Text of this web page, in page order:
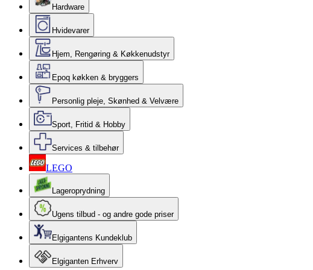
Hardware
Hvidevarer
Hjem, Rengøring & Køkkenudstyr
Epoq køkken & bryggers
Personlig pleje, Skønhed & Velvære
Sport, Fritid & Hobby
Services & tilbehør
LEGO
Lageroprydning
Ugens tilbud - og andre gode priser
Elgigantens Kundeklub
Elgiganten Erhverv